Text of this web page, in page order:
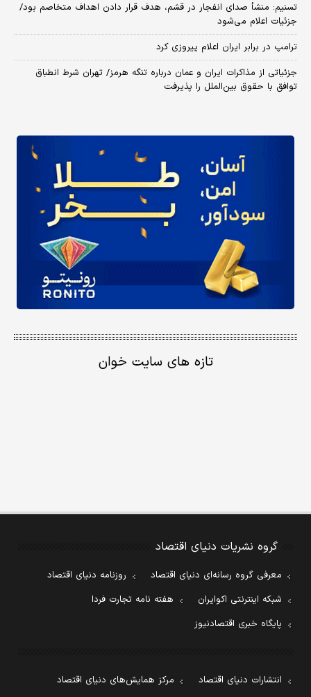
تسنیم: منشأ صدای انفجار در قشم، هدف قرار دادن اهداف متخاصم بود/
جزئیات اعلام می‌شود
ترامپ در برابر ایران اعلام پیروزی کرد
جزئیاتی از مذاکرات ایران و عمان درباره تنگه هرمز/ تهران شرط انطباق
توافق با حقوق بین‌الملل را پذیرفت
تازه های سایت خوان
گروه نشریات دنیای اقتصاد
معرفی گروه رسانه‌ای دنیای اقتصاد
روزنامه دنیای اقتصاد
شبکه اینترنتی اکوایران
هفته نامه تجارت فردا
پایگاه خبری اقتصادنیوز
انتشارات دنیای اقتصاد
مرکز همایش‌های دنیای اقتصاد